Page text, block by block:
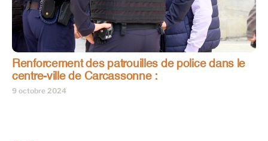
Renforcement des patrouilles de police dans le
centre-ville de Carcassonne :
9 octobre 2024